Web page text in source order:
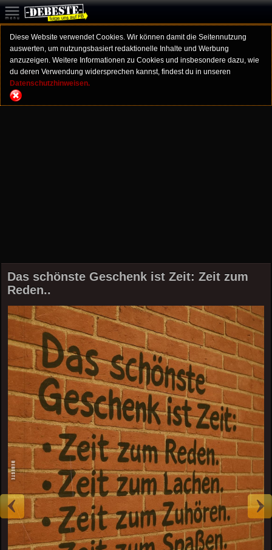
Diese Website verwendet Cookies. Wir können damit die Seitennutzung
auswerten, um nutzungsbasiert redaktionelle Inhalte und Werbung
anzuzeigen. Weitere Informationen zu Cookies und insbesondere dazu, wie
du deren Verwendung widersprechen kannst, findest du in unseren
Datenschutzhinweisen.
Das schönste Geschenk ist Zeit: Zeit zum
Reden..